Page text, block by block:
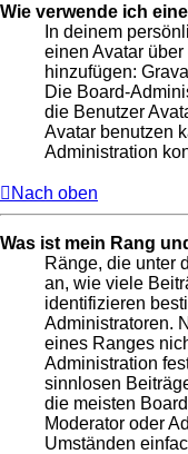
Wie verwende ich
In deinem
einen Avatar
hinzufügen:
Die Board-
die Benutzer
Avatar benutzen
Administration
Nach oben
Was ist mein Rang
Ränge, die unter
an, wie viele
identifizieren
Administratoren.
eines Ranges
Administration
sinnlosen
die meisten
Moderator oder
Umständen